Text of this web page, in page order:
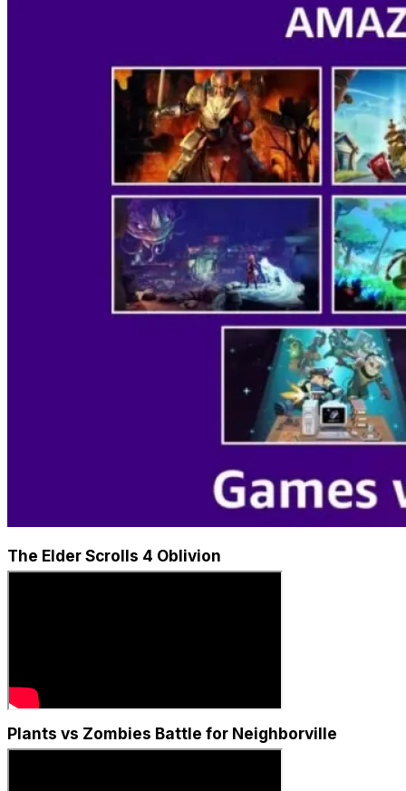
The Elder Scrolls 4 Oblivion
Plants vs Zombies Battle for Neighborville